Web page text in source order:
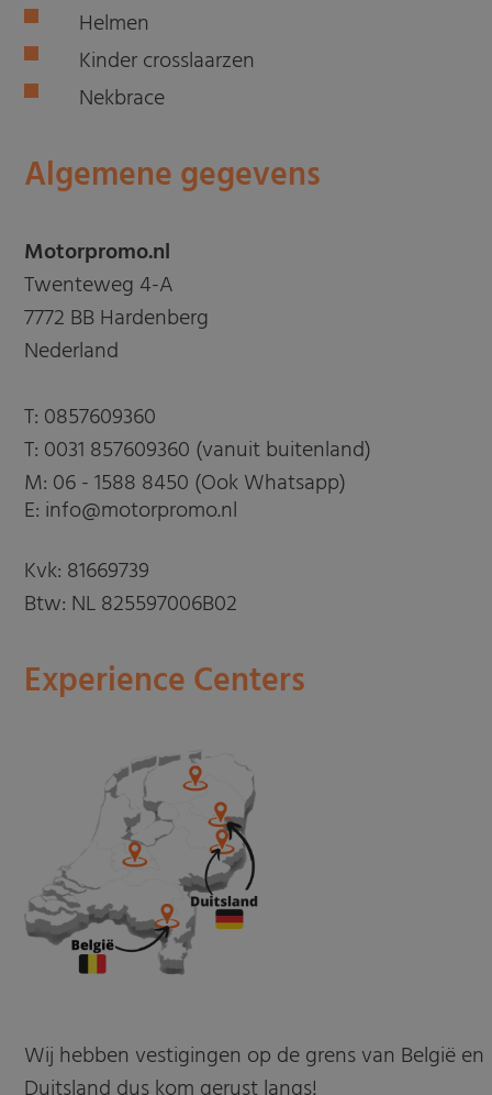
Helmen
Kinder crosslaarzen
Nekbrace
Algemene gegevens
Motorpromo.nl
Twenteweg 4-A
7772 BB Hardenberg
Nederland
T: 0857609360
T: 0031 857609360 (vanuit buitenland)
M: 06 - 1588 8450 (Ook Whatsapp)
E: info@motorpromo.nl
Kvk: 81669739
Btw: NL 825597006B02
Experience Centers
Wij hebben vestigingen op de grens van België en